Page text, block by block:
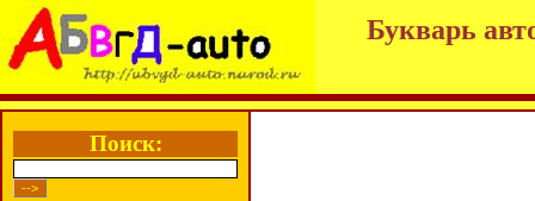
Букварь
Поиск: